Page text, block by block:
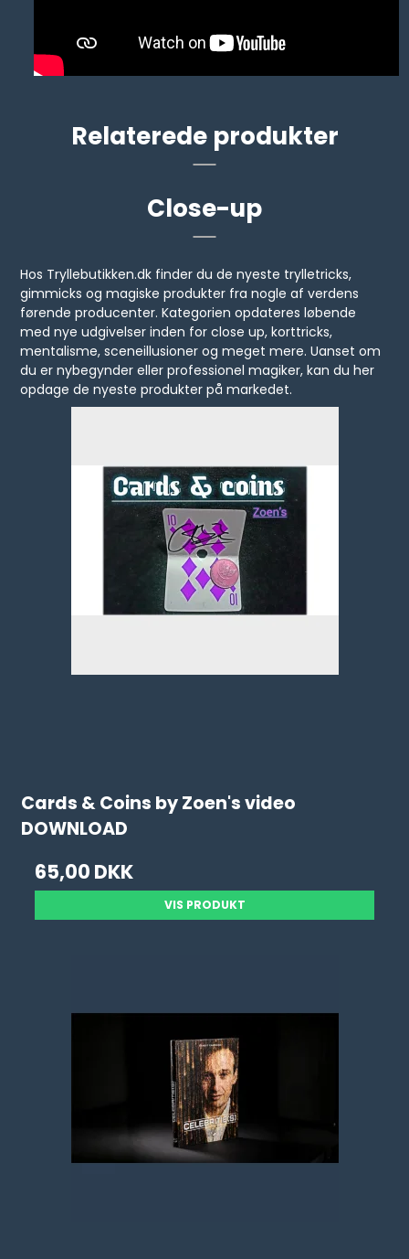
Relaterede produkter
Close-up
Hos Tryllebutikken.dk finder du de nyeste trylletricks,
gimmicks og magiske produkter fra nogle af verdens
førende producenter. Kategorien opdateres løbende
med nye udgivelser inden for close up, korttricks,
mentalisme, sceneillusioner og meget mere. Uanset om
du er nybegynder eller professionel magiker, kan du her
opdage de nyeste produkter på markedet.
Cards & Coins by Zoen's video
DOWNLOAD
65,00 DKK
VIS PRODUKT